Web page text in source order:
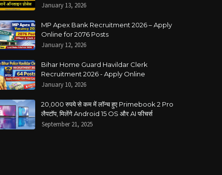
January 13, 2026
MP Apex Bank Recruitment 2026 – Apply
Online for 2076 Posts
January 12, 2026
Bihar Home Guard Havildar Clerk
Recruitment 2026 - Apply Online
January 10, 2026
20,000 रुपये से कम में लॉन्च हुए Primebook 2 Pro
लैपटॉप, मिलेंगे Android 15 OS और AI फीचर्स
September 21, 2025